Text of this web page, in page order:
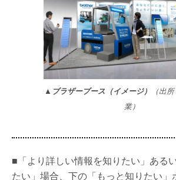
▲ ブラザーブース（イメージ）
（出
業）
■「より詳しい情報を知りたい」ある
たい」場合、下の「もっと知りたい」